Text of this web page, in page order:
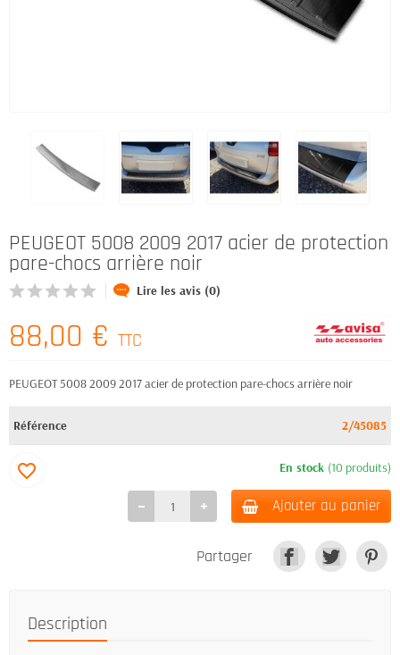
PEUGEOT 5008 2009 2017 acier de protection
pare-chocs arrière noir
Lire les avis (0)
88,00 € TTC
PEUGEOT 5008 2009 2017 acier de protection pare-chocs arrière noir
Référence 2/45085
En stock (10 produits)
Ajouter au panier
favorite_border
Partager
Description